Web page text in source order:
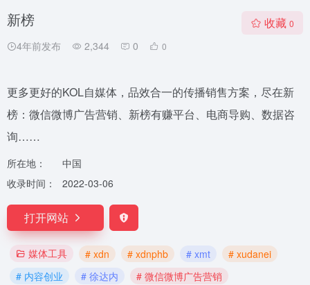
新榜
4年前发布 2,344 0 0
收藏 0
更多更好的KOL自媒体，品效合一的传播销售方案，尽在新
榜：微信微博广告营销、新榜有赚平台、电商导购、数据咨
询……
所在地：
中国
收录时间：
2022-03-06
打开网站
媒体工具 # xdn # xdnphb # xmt
# xudanei
# 内容创业
# 徐达内
# 微信微博广告营销